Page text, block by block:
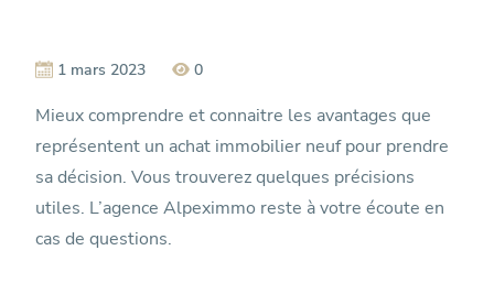
1 mars 2023 0
Mieux comprendre et connaitre les avantages que
représentent un achat immobilier neuf pour prendre
sa décision. Vous trouverez quelques précisions
utiles. L’agence Alpeximmo reste à votre écoute en
cas de questions.